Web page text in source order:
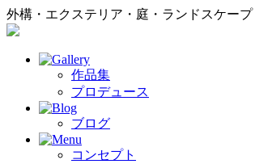
外構・エクステリア・庭・ランドスケープ
作品集
プロデュース
ブログ
コンセプト